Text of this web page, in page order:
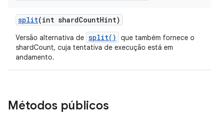
split(int shardCountHint)
Versão alternativa de split()
que também fornece o
shardCount, cuja tentativa de execução está em
andamento.
Métodos públicos